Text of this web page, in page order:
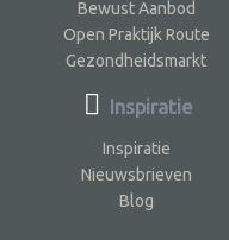
Bewust Aanbod
Open Praktijk Route
Gezondheidsmarkt
Inspiratie
Inspiratie
Nieuwsbrieven
Blog